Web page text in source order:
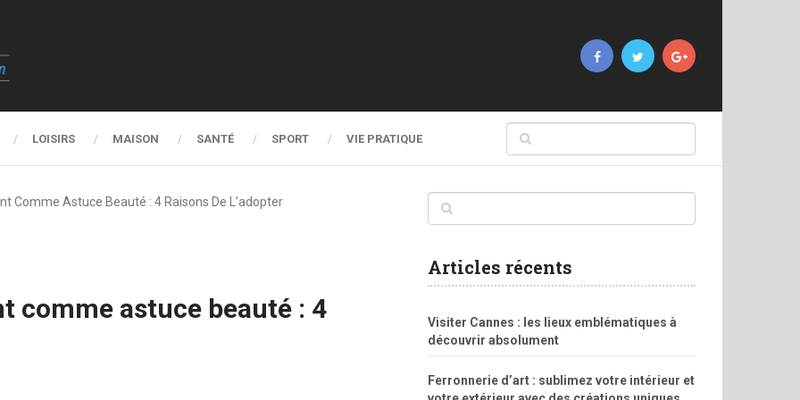
LOISIRS MAISON SANTÉ SPORT VIE PRATIQUE
Comme Astuce Beauté : 4 Raisons De L’adopter
comme astuce beauté : 4
Articles récents
Visiter Cannes : les lieux emblématiques à
découvrir absolument
Ferronnerie d’art : sublimez votre intérieur et